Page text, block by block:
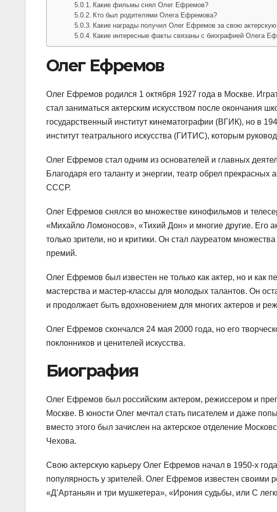
Какие фильмы снял Олег Ефремов?
Кто был родителями Олега Ефремова?
Какие награды получил Олег Ефремов за свою
Какие интересные факты связаны с биографией Олега
Олег Ефремов
Олег Ефремов родился 1 октября 1927 года в Москве.
стал заниматься актерским искусством после окончания
государственный институт кинематографии (ВГИК), но в
институт театрального искусства (ГИТИС), которым
Олег Ефремов стал одним из основателей и главных
Благодаря его таланту и энергии, театр обрел
СССР.
Олег Ефремов снялся во множестве кинофильмов и
«Михайло Ломоносов», «Тихий Дон» и многие другие. Его
только зрители, но и критики. Он стал лауреатом
премий.
Олег Ефремов был известен не только как актер, но и как
мастерства и мастер-классы для молодых талантов. Он
и продолжает быть вдохновением для многих актеров и
Олег Ефремов скончался 24 мая 2000 года, но его
поклонников и ценителей искусства.
Биография
Олег Ефремов был российским актером, режиссером и
Москве. В юности Олег мечтал стать писателем и даже
вместо этого был зачислен на актерское отделение
Чехова.
Свою актерскую карьеру Олег Ефремов начал в 1950-х
популярность у зрителей. Олег Ефремов известен своими
«Д’Артаньян и три мушкетера», «Ирония судьбы, или С